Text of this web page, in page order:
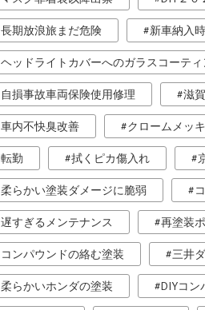
長期放浪旅まだ危険 新車納入
ヘッドライトカバーへのガラスコーテ
自損事故車両保険使用修理 滋
車内不快臭改善 クロームメッ
転勤 拭くピカ傷入れ
柔らかい塗装ダメージに脆弱
遅すぎるメンテナンス 再塗装
コンパウンドの絡む塗装 三井
柔らかいホンダの塗装 DIYコン